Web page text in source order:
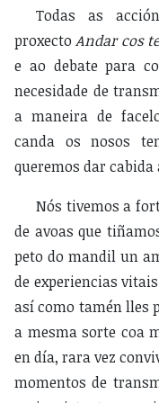
Todas as
proxectoAndar cos
e ao debate para
necesidade de
a maneira de
canda os nosos
queremos dar
Nós tivemos a
de avoas que
peto do mandil un
de experiencias
así como tamén lles
a mesma sorte coa
en día, rara vez
momentos de